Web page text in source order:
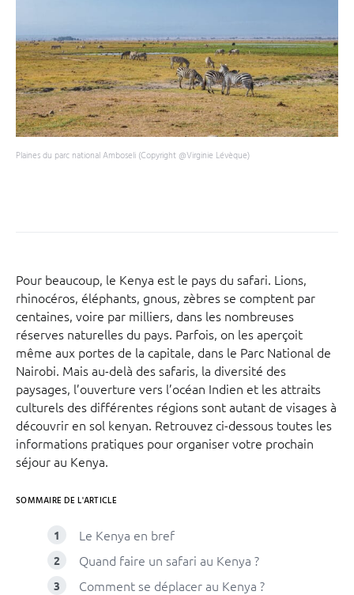
Plaines du parc national Amboseli (Copyright @Virginie Lévèque)
Pour beaucoup, le Kenya est le pays du safari. Lions,
rhinocéros, éléphants, gnous, zèbres se comptent par
centaines, voire par milliers, dans les nombreuses
réserves naturelles du pays. Parfois, on les aperçoit
même aux portes de la capitale, dans le Parc National de
Nairobi. Mais au-delà des safaris, la diversité des
paysages, l’ouverture vers l’océan Indien et les attraits
culturels des différentes régions sont autant de visages à
découvrir en sol kenyan. Retrouvez ci-dessous toutes les
informations pratiques pour organiser votre prochain
séjour au Kenya.
SOMMAIRE DE L'ARTICLE
Le Kenya en bref
Quand faire un safari au Kenya ?
Comment se déplacer au Kenya ?